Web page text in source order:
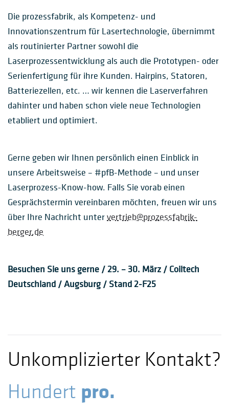
Die prozessfabrik, als Kompetenz- und
Innovationszentrum für Lasertechnologie, übernimmt
als routinierter Partner sowohl die
Laserprozessentwicklung als auch die Prototypen- oder
Serienfertigung für ihre Kunden. Hairpins, Statoren,
Batteriezellen, etc. … wir kennen die Laserverfahren
dahinter und haben schon viele neue Technologien
etabliert und optimiert.
Gerne geben wir Ihnen persönlich einen Einblick in
unsere Arbeitsweise – #pfB-Methode – und unser
Laserprozess-Know-how. Falls Sie vorab einen
Gesprächstermin vereinbaren möchten, freuen wir uns
über Ihre Nachricht untervertrieb@prozessfabrik-
berger.de
Besuchen Sie uns gerne / 29. – 30. März / Coiltech
Deutschland / Augsburg / Stand 2-F25
Unkomplizierter Kontakt?
Hundert pro.